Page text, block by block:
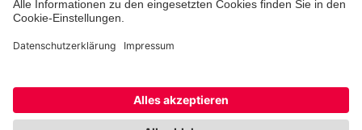
Hinweisgebersystem
Cookie-Einstellungen Datenschutz Barrierefreiheit